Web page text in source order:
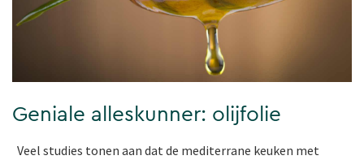
Geniale alleskunner: olijfolie
Veel studies tonen aan dat de mediterrane keuken met